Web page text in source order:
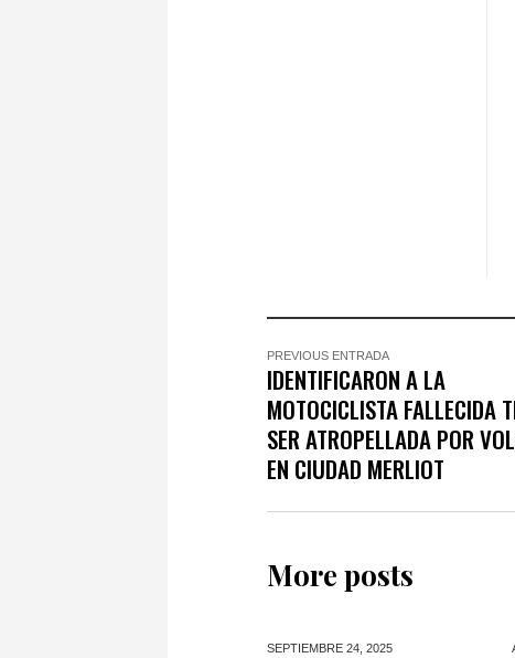
PREVIOUS ENTRADA
IDENTIFICARON A LA
MOTOCICLISTA FALLECIDA
SER ATROPELLADA POR
EN CIUDAD MERLIOT
More posts
SEPTIEMBRE 24, 2025